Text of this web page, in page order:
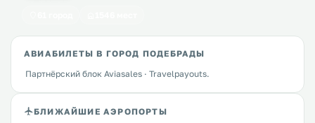
АВИАБИЛЕТЫ В ГОРОД ПОДЕБРАДЫ
Партнёрский блок Aviasales · Travelpayouts.
БЛИЖАЙШИЕ АЭРОПОРТЫ